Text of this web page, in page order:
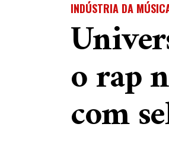
INDÚSTRIA DA
o rap
com